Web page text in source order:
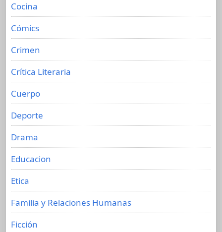
Cocina
Cómics
Crimen
Crítica Literaria
Cuerpo
Deporte
Drama
Educacion
Etica
Familia y Relaciones Humanas
Ficción